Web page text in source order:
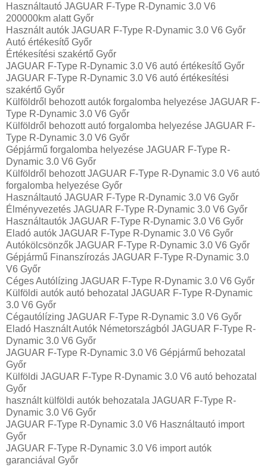
Használtautó‎ JAGUAR F-Type R-Dynamic 3.0 V6
200000km alatt Győr
Használt autó‎k JAGUAR F-Type R-Dynamic 3.0 V6 Győr
Autó értékesítő Győr
Értékesítési szakértő Győr
JAGUAR F-Type R-Dynamic 3.0 V6 autó értékesítő Győr
JAGUAR F-Type R-Dynamic 3.0 V6 autó értékesítési
szakértő Győr
Külföldről behozott autók forgalomba helyezése JAGUAR F-
Type R-Dynamic 3.0 V6 Győr
Külföldről behozott autó forgalomba helyezése JAGUAR F-
Type R-Dynamic 3.0 V6 Győr
Gépjármű forgalomba helyezése JAGUAR F-Type R-
Dynamic 3.0 V6 Győr
Külföldről behozott JAGUAR F-Type R-Dynamic 3.0 V6 autó
forgalomba helyezése Győr
Használtautó‎ JAGUAR F-Type R-Dynamic 3.0 V6 Győr
Élményvezetés JAGUAR F-Type R-Dynamic 3.0 V6 Győr
Használtautó‎k JAGUAR F-Type R-Dynamic 3.0 V6 Győr
Eladó autók JAGUAR F-Type R-Dynamic 3.0 V6 Győr
Autókölcsönzők JAGUAR F-Type R-Dynamic 3.0 V6 Győr
Gépjármű Finanszírozás JAGUAR F-Type R-Dynamic 3.0
V6 Győr
Céges Autólízing JAGUAR F-Type R-Dynamic 3.0 V6 Győr
Külföldi autók‎ autó behozatal JAGUAR F-Type R-Dynamic
3.0 V6 Győr
Cégautólízing JAGUAR F-Type R-Dynamic 3.0 V6 Győr
Eladó Használt Autók Németországból JAGUAR F-Type R-
Dynamic 3.0 V6 Győr
JAGUAR F-Type R-Dynamic 3.0 V6 Gépjármű behozatal
Győr
Külföldi JAGUAR F-Type R-Dynamic 3.0 V6 autó behozatal
Győr
használt külföldi autók behozatala JAGUAR F-Type R-
Dynamic 3.0 V6 Győr
JAGUAR F-Type R-Dynamic 3.0 V6 Használtautó import
Győr
JAGUAR F-Type R-Dynamic 3.0 V6 import autók
garanciával Győr